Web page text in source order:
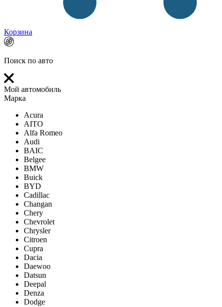
Корзина
Поиск по авто
Мой автомобиль
Марка
Acura
AITO
Alfa Romeo
Audi
BAIC
Belgee
BMW
Buick
BYD
Cadillac
Changan
Chery
Chevrolet
Chrysler
Citroen
Cupra
Dacia
Daewoo
Datsun
Deepal
Denza
Dodge